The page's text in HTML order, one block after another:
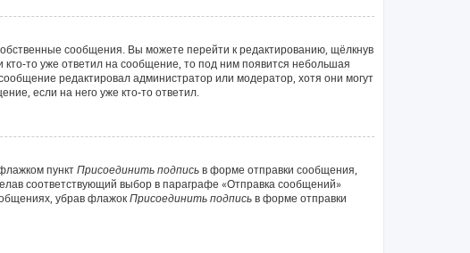
сообщения. Вы можете перейти к редактированию, щёлкнув
кто-то уже ответил на сообщение, то под ним появится небольшая
редактировал администратор или модератор, хотя они могут
если на него уже кто-то ответил.
пункт Присоединить подпись в форме отправки сообщения,
соответствующий выбор в параграфе «Отправка сообщений»
убрав флажок Присоединить подпись в форме отправки